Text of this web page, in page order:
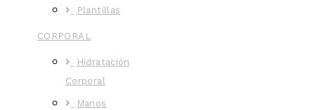
Plantillas
CORPORAL
Hidratación
Corporal
Manos